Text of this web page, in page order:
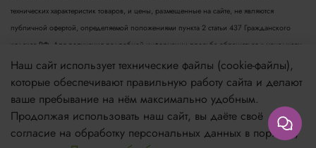
технических характеристик товаров, и цены, размещенные на сайте, не являются
публичной офертой, определяемой положениями пункта 2 статьи 437 Гражданского
кодекса РФ. Для получения подробной информации просьба обращаться к менеджеру.
Опубликованная на данном сайте информация может быть изменена в любое время без
предварительного уведомления.
Если вы заметили ошибку в описании, пожалуйста, сообщите нам по адресу
zakaz@meloskop.ru
Наш сайт использует технические файлы (cookie-файлы),
которые обеспечивают правильную работу сайта и делают
ваше пребывание на нём максимально удобным.
Продолжая использовать наш сайт, вы даёте своё
согласие на обработку персональных данных в порядке,